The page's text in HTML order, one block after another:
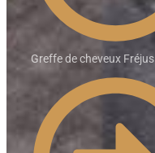
Greffe de cheveux Fréjus